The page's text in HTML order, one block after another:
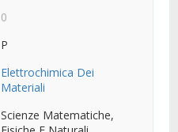
0
P
Elettrochimica Dei
Materiali
Scienze Matematiche,